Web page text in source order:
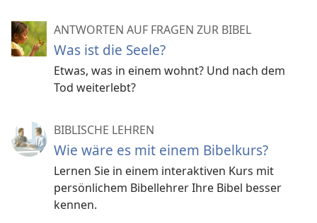
ANTWORTEN AUF FRAGEN ZUR BIBEL
Was ist die Seele?
Etwas, was in einem wohnt? Und nach dem
Tod weiterlebt?
BIBLISCHE LEHREN
Wie wäre es mit einem Bibelkurs?
Lernen Sie in einem interaktiven Kurs mit
persönlichem Bibellehrer Ihre Bibel besser
kennen.